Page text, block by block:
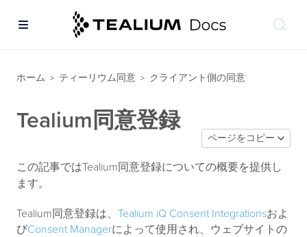
ホーム > ティーリウム同意 > クライアント側の同意
Tealium同意登録
ページをコピー
この記事ではTealium同意登録についての概要を提供し
ます。
Tealium同意登録は、 Tealium iQ Consent Integrationsおよ
びConsent Managerによって使用され、ウェブサイトの